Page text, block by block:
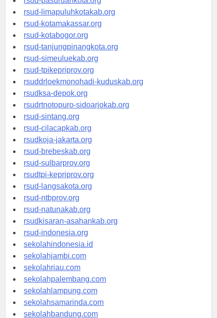
rsud-pasuruankota.org
rsud-limapuluhkotakab.org
rsud-kotamakassar.org
rsud-kotabogor.org
rsud-tanjungpinangkota.org
rsud-simeuluekab.org
rsud-tpikepriprov.org
rsuddrloekmonohadi-kuduskab.org
rsudksa-depok.org
rsudrtnotopuro-sidoarjokab.org
rsud-sintang.org
rsud-cilacapkab.org
rsudkoja-jakarta.org
rsud-brebeskab.org
rsud-sulbarprov.org
rsudtpi-kepriprov.org
rsud-langsakota.org
rsud-ntbprov.org
rsud-natunakab.org
rsudkisaran-asahankab.org
rsud-indonesia.org
sekolahindonesia.id
sekolahjambi.com
sekolahriau.com
sekolahpalembang.com
sekolahlampung.com
sekolahsamarinda.com